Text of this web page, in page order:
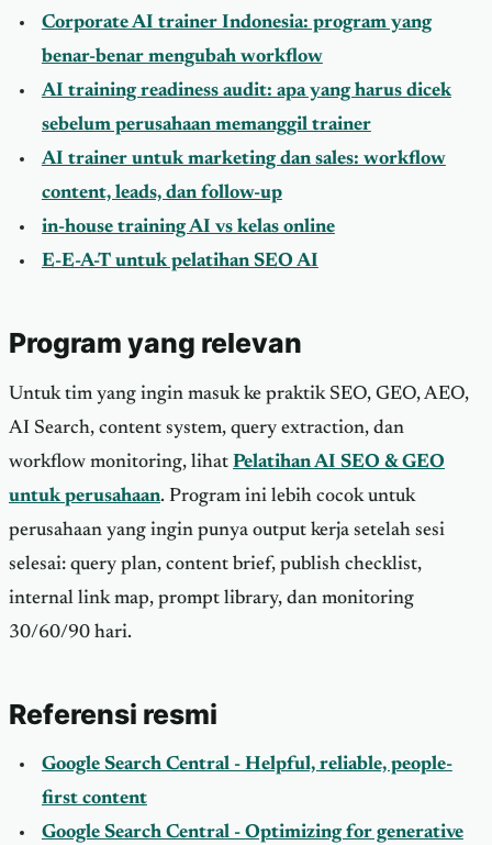
Corporate AI trainer Indonesia: program yang
benar-benar mengubah workflow
AI training readiness audit: apa yang harus dicek
sebelum perusahaan memanggil trainer
AI trainer untuk marketing dan sales: workflow
content, leads, dan follow-up
in-house training AI vs kelas online
E-E-A-T untuk pelatihan SEO AI
Program yang relevan
Untuk tim yang ingin masuk ke praktik SEO, GEO, AEO,
AI Search, content system, query extraction, dan
workflow monitoring, lihat Pelatihan AI SEO & GEO
untuk perusahaan. Program ini lebih cocok untuk
perusahaan yang ingin punya output kerja setelah sesi
selesai: query plan, content brief, publish checklist,
internal link map, prompt library, dan monitoring
30/60/90 hari.
Referensi resmi
Google Search Central - Helpful, reliable, people-
first content
Google Search Central - Optimizing for generative